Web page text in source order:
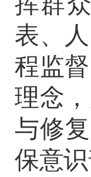
表、
程监督
理念
与修
保意识